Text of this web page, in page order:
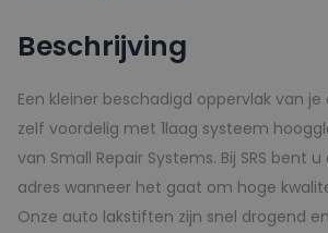
Beschrijving
Een kleiner beschadigd oppervlak van
zelf voordelig met 1laag systeem
van Small Repair Systems. Bij SRS bent
adres wanneer het gaat om hoge
Onze auto lakstiften zijn snel drogend